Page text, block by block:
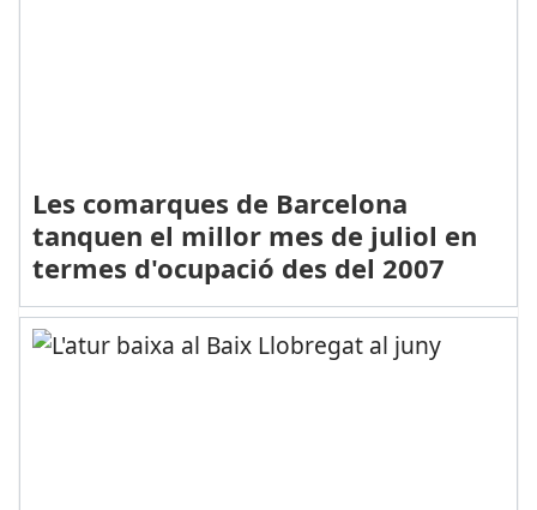
Les comarques de Barcelona
tanquen el millor mes de juliol en
termes d'ocupació des del 2007